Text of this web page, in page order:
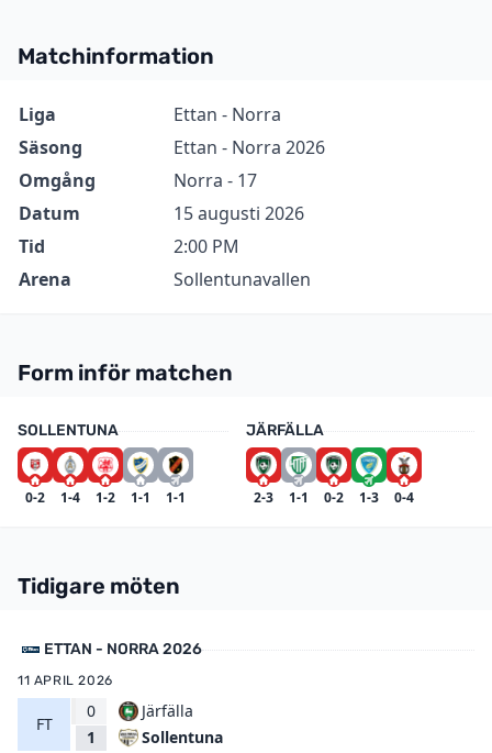
Matchinformation
Information Värde
Liga
Ettan - Norra
Säsong
Ettan - Norra 2026
Omgång
Norra - 17
Datum
15 augusti 2026
Tid
2:00 PM
Arena
Sollentunavallen
Form inför matchen
SOLLENTUNA
0-2 1-4 1-2 1-1 1-1
JÄRFÄLLA
2-3 1-1 0-2 1-3 0-4
Tidigare möten
ETTAN - NORRA 2026
11 APRIL 2026
FT
0
1
Järfälla
Sollentuna